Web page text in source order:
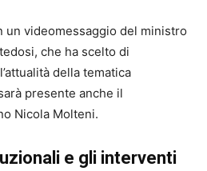
un videomessaggio del ministro
che ha scelto di
della tematica
presente anche il
Nicola Molteni.
e gli interventi